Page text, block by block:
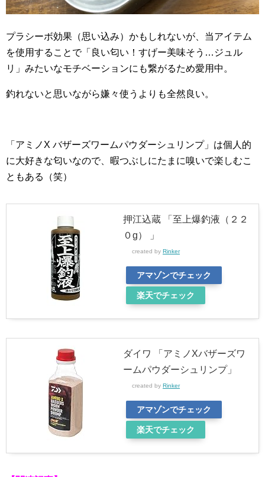
プラシーボ効果（思い込み）かもしれないが、当アイテム
を使用することで「良い匂い！すげー美味そう…ジュル
リ」みたいなモチベーションにも繋がるため愛用中。
釣れないと思いながら嫌々使うよりも全然良い。
「アミノX バザーズワームパウダーシュリンプ」は個人的
に大好きな匂いなので、暇つぶしにたまに嗅いで楽しむこ
ともある（笑）
押江込蔵 「至上爆釣液（２２
０g） 」
created by Rinker
アマゾンでチェック
楽天でチェック
ダイワ 「アミノXバザーズワ
ームパウダーシュリンプ」
created by Rinker
アマゾンでチェック
楽天でチェック